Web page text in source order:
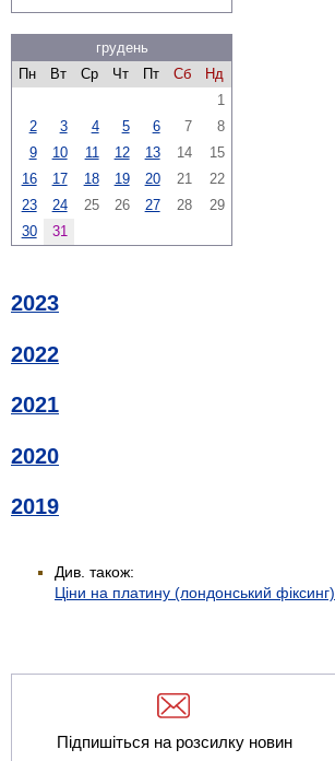
грудень
Пн
Вт Ср Чт Пт Сб
Нд
1
2
3 4 5 6 7
8
9
10 11 12 13 14
15
16
17 18 19 20 21
22
23
24 25 26 27 28
29
30
31
2023
2022
2021
2020
2019
Див. також:
Ціни на платину (лондонський фіксинг)
Підпишіться на розсилку новин